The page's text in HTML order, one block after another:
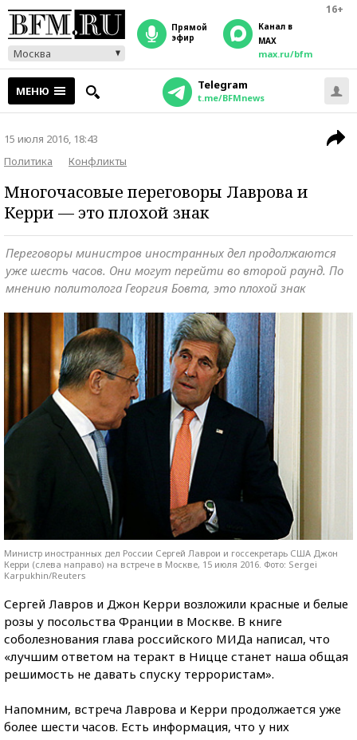
16+
Москва
прямой
эфир
Канал в
MAX
max.ru/bfm
МЕНЮ Telegram
t.me/BFMnews
15 июля 2016, 18:43
Политика
Конфликты
Многочасовые переговоры Лаврова и
Керри — это плохой знак
Переговоры министров иностранных дел продолжаются
уже шесть часов. Они могут перейти во второй раунд. По
мнению политолога Георгия Бовта, это плохой знак
Министр иностранных дел России Сергей Лаврои и госсекретарь США Джон
Керри (слева направо) на встрече в Москве, 15 июля 2016. Фото: Sergei
Karpukhin/Reuters
Сергей Лавров и Джон Керри возложили красные и белые
розы у посольства Франции в Москве. В книге
соболезнования глава российского МИДа написал, что
«лучшим ответом на теракт в Ницце станет наша общая
решимость не давать спуску террористам».
Напомним, встреча Лаврова и Керри продолжается уже
более шести часов. Есть информация, что у них